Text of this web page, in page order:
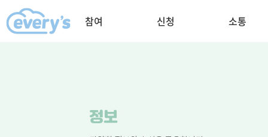
참여 신청 소통